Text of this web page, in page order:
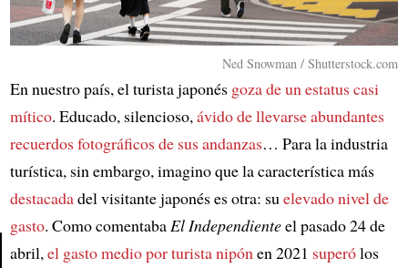
Ned Snowman / Shutterstock.com
En nuestro país, el turista japonés goza de un estatus casi
mítico. Educado, silencioso,ávido de llevarse abundantes
recuerdos fotográficos de sus andanzas… Para la industria
turística, sin embargo, imagino que la característica más
destacadadel visitante japonés es otra: suelevado nivel de
gasto. Como comentabaEl Independienteel pasado 24 de
abril,el gasto medio por turista nipónen 2021 superólos